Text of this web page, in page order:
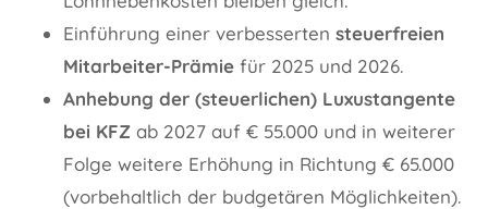
Einführung einer verbesserten steuerfreien
Mitarbeiter-Prämie für 2025 und 2026.
Anhebung der (steuerlichen) Luxustangente
bei KFZ ab 2027 auf € 55.000 und in weiterer
Folge weitere Erhöhung in Richtung € 65.000
(vorbehaltlich der budgetären Möglichkeiten).